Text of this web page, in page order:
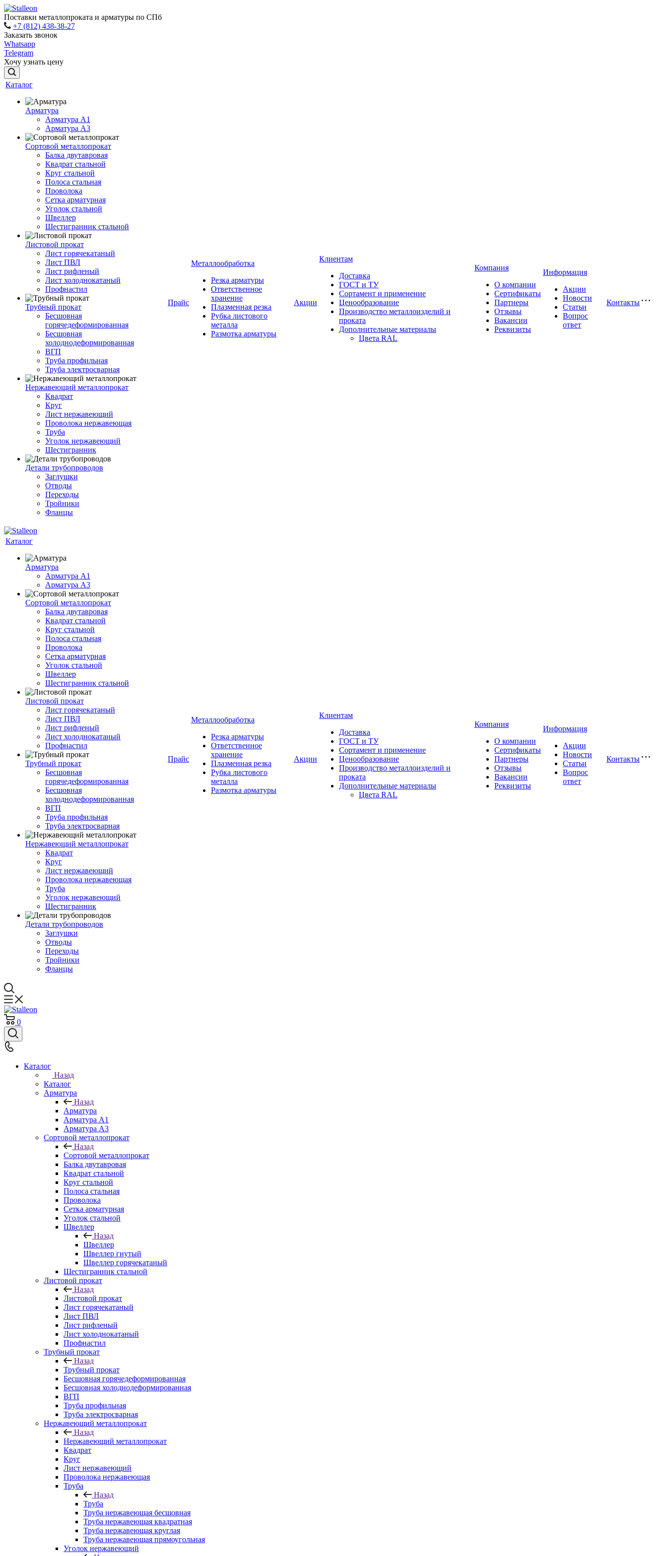
Поставки металлопроката и арматуры по СПб
+7 (812) 438-38-27
Заказать звонок
Whatsapp
Telegram
Хочу узнать цену
Каталог
Арматура
Арматура A1
Арматура А3
Сортовой металлопрокат
Балка двутавровая
Квадрат стальной
Круг стальной
Полоса стальная
Проволока
Сетка арматурная
Уголок стальной
Швеллер
Шестигранник стальной
Листовой прокат
Лист горячекатаный
Лист ПВЛ
Лист рифленый
Лист холоднокатаный
Профнастил
Трубный прокат
Бесшовная
горячедеформированная
Бесшовная
холоднодеформированная
ВГП
Труба профильная
Труба электросварная
Нержавеющий металлопрокат
Квадрат
Круг
Лист нержавеющий
Проволока нержавеющая
Труба
Уголок нержавеющий
Шестигранник
Детали трубопроводов
Заглушки
Отводы
Переходы
Тройники
Фланцы
Прайс
Металлообработка
Резка арматуры
Ответственное
хранение
Плазменная резка
Рубка листового
металла
Размотка арматуры
Акции
Клиентам
Доставка
ГОСТ и ТУ
Сортамент и применение
Ценообразование
Производство металлоизделий и
проката
Дополнительные материалы
Цвета RAL
Компания
О компании
Сертификаты
Партнеры
Отзывы
Вакансии
Реквизиты
Информация
Акции
Новости
Статьи
Вопрос
ответ
Контакты
Каталог
Арматура
Арматура A1
Арматура А3
Сортовой металлопрокат
Балка двутавровая
Квадрат стальной
Круг стальной
Полоса стальная
Проволока
Сетка арматурная
Уголок стальной
Швеллер
Шестигранник стальной
Листовой прокат
Лист горячекатаный
Лист ПВЛ
Лист рифленый
Лист холоднокатаный
Профнастил
Трубный прокат
Бесшовная
горячедеформированная
Бесшовная
холоднодеформированная
ВГП
Труба профильная
Труба электросварная
Нержавеющий металлопрокат
Квадрат
Круг
Лист нержавеющий
Проволока нержавеющая
Труба
Уголок нержавеющий
Шестигранник
Детали трубопроводов
Заглушки
Отводы
Переходы
Тройники
Фланцы
Прайс
Металлообработка
Резка арматуры
Ответственное
хранение
Плазменная резка
Рубка листового
металла
Размотка арматуры
Акции
Клиентам
Доставка
ГОСТ и ТУ
Сортамент и применение
Ценообразование
Производство металлоизделий и
проката
Дополнительные материалы
Цвета RAL
Компания
О компании
Сертификаты
Партнеры
Отзывы
Вакансии
Реквизиты
Информация
Акции
Новости
Статьи
Вопрос
ответ
Контакты
0
Каталог
Назад
Каталог
Арматура
Назад
Арматура
Арматура A1
Арматура А3
Сортовой металлопрокат
Назад
Сортовой металлопрокат
Балка двутавровая
Квадрат стальной
Круг стальной
Полоса стальная
Проволока
Сетка арматурная
Уголок стальной
Швеллер
Назад
Швеллер
Швеллер гнутый
Швеллер горячекатаный
Шестигранник стальной
Листовой прокат
Назад
Листовой прокат
Лист горячекатаный
Лист ПВЛ
Лист рифленый
Лист холоднокатаный
Профнастил
Трубный прокат
Назад
Трубный прокат
Бесшовная горячедеформированная
Бесшовная холоднодеформированная
ВГП
Труба профильная
Труба электросварная
Нержавеющий металлопрокат
Назад
Нержавеющий металлопрокат
Квадрат
Круг
Лист нержавеющий
Проволока нержавеющая
Труба
Назад
Труба
Труба нержавеющая бесшовная
Труба нержавеющая квадратная
Труба нержавеющая круглая
Труба нержавеющая прямоугольная
Уголок нержавеющий